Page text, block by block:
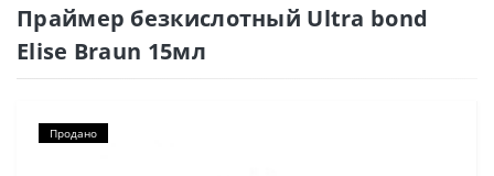
Праймер безкислотный Ultra bond
Elise Braun 15мл
Продано